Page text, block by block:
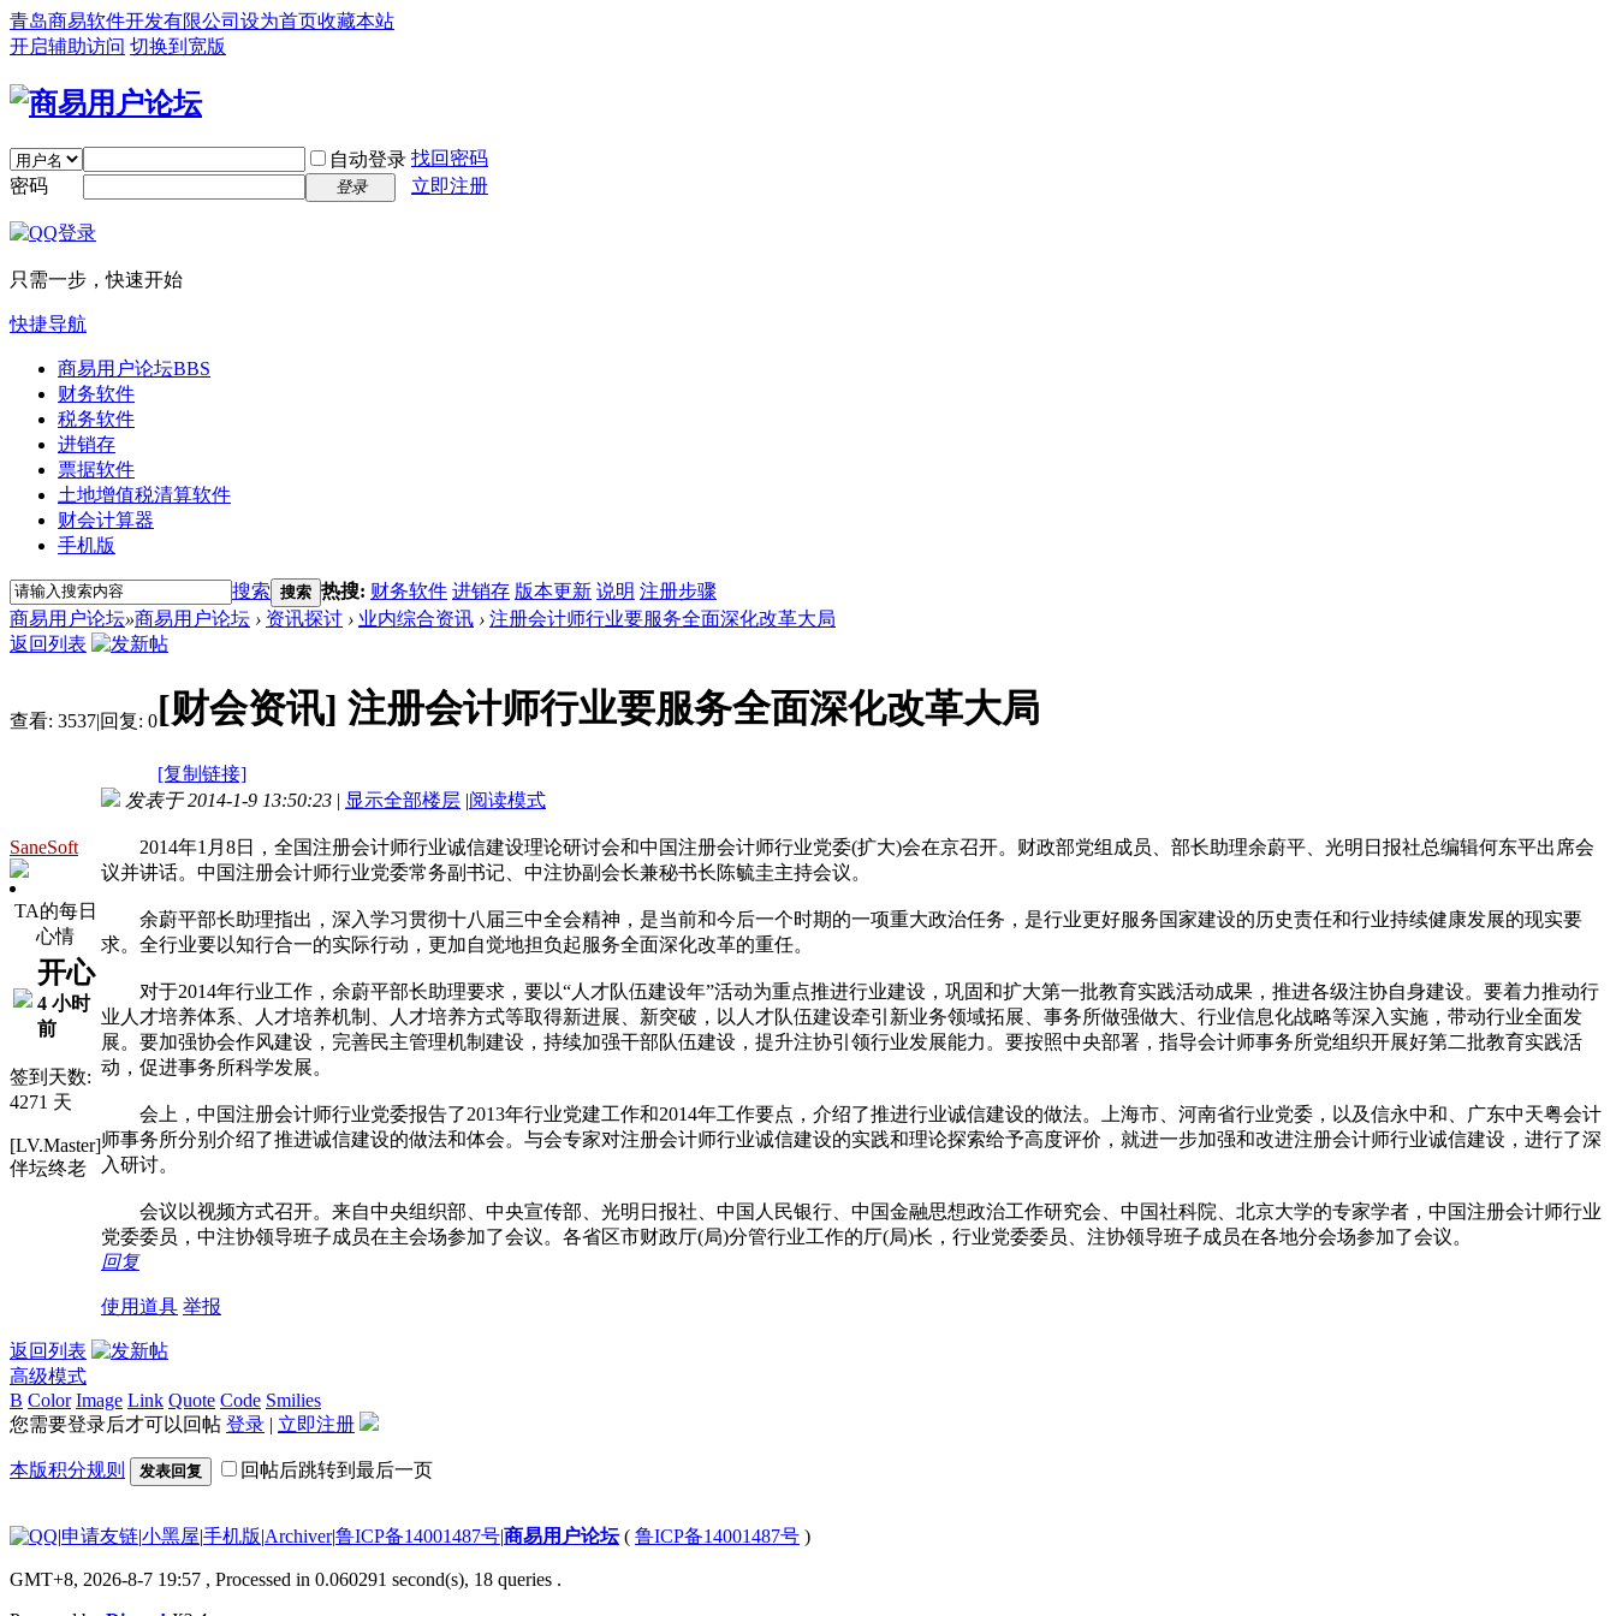
青岛商易软件开发有限公司 设为首页收藏本站
开启辅助访问 切换到宽版
自动登录 找回密码
密码
登录 立即注册
只需一步，快速开始
快捷导航
商易用户论坛BBS
财务软件
税务软件
进销存
票据软件
土地增值税清算软件
财会计算器
手机版
搜索 搜索 热搜: 财务软件 进销存 版本更新 说明 注册步骤
商易用户论坛»商易用户论坛 › 资讯探讨 › 业内综合资讯 › 注册会计师行业要服务全面深化改革大局
返回列表
查看: 3537|回复: 0[财会资讯] 注册会计师行业要服务全面深化改革大局
[复制链接]
SaneSoft
TA的每日
心情
开心
4 小时
前
签到天数:
4271 天
[LV.Master]
伴坛终老
发表于 2014-1-9 13:50:23 | 显示全部楼层 |阅读模式
2014年1月8日，全国注册会计师行业诚信建设理论研讨会和中国注册会计师行业党委(扩大)会在京召开。财政部党组成员、部长助理余蔚平、光明日报社总编辑何东平出席会
议并讲话。中国注册会计师行业党委常务副书记、中注协副会长兼秘书长陈毓圭主持会议。
余蔚平部长助理指出，深入学习贯彻十八届三中全会精神，是当前和今后一个时期的一项重大政治任务，是行业更好服务国家建设的历史责任和行业持续健康发展的现实要
求。全行业要以知行合一的实际行动，更加自觉地担负起服务全面深化改革的重任。
对于2014年行业工作，余蔚平部长助理要求，要以“人才队伍建设年”活动为重点推进行业建设，巩固和扩大第一批教育实践活动成果，推进各级注协自身建设。要着力推动行
业人才培养体系、人才培养机制、人才培养方式等取得新进展、新突破，以人才队伍建设牵引新业务领域拓展、事务所做强做大、行业信息化战略等深入实施，带动行业全面发
展。要加强协会作风建设，完善民主管理机制建设，持续加强干部队伍建设，提升注协引领行业发展能力。要按照中央部署，指导会计师事务所党组织开展好第二批教育实践活
动，促进事务所科学发展。
会上，中国注册会计师行业党委报告了2013年行业党建工作和2014年工作要点，介绍了推进行业诚信建设的做法。上海市、河南省行业党委，以及信永中和、广东中天粤会计
师事务所分别介绍了推进诚信建设的做法和体会。与会专家对注册会计师行业诚信建设的实践和理论探索给予高度评价，就进一步加强和改进注册会计师行业诚信建设，进行了深
入研讨。
会议以视频方式召开。来自中央组织部、中央宣传部、光明日报社、中国人民银行、中国金融思想政治工作研究会、中国社科院、北京大学的专家学者，中国注册会计师行业
党委委员，中注协领导班子成员在主会场参加了会议。各省区市财政厅(局)分管行业工作的厅(局)长，行业党委委员、注协领导班子成员在各地分会场参加了会议。
回复
使用道具 举报
返回列表
高级模式
B Color Image Link Quote Code Smilies
您需要登录后才可以回帖 登录 | 立即注册
本版积分规则 发表回复 回帖后跳转到最后一页
|申请友链|小黑屋|手机版|Archiver|鲁ICP备14001487号|商易用户论坛( 鲁ICP备14001487号 )
GMT+8, 2026-8-7 19:57 , Processed in 0.060291 second(s), 18 queries .